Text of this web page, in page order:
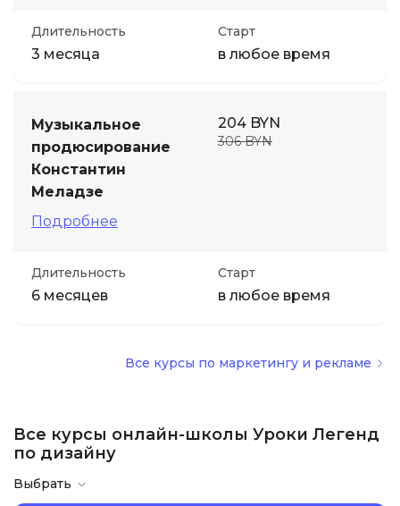
Длительность
3 месяца
Старт
в любое время
Музыкальное
продюсирование
Константин
Меладзе
Подробнее
204 BYN
306 BYN
Длительность
6 месяцев
Старт
в любое время
Все курсы по маркетингу и рекламе
Все курсы онлайн-школы Уроки Легенд
по дизайну
Выбрать